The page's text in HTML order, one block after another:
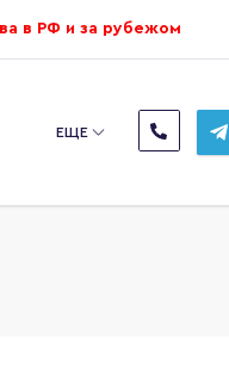
в РФ и за рубежом
ЕЩЕ